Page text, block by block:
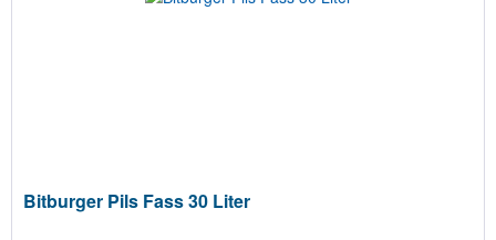
Bitburger Pils Fass 30 Liter